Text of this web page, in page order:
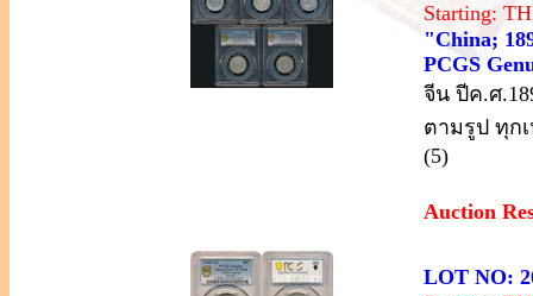
Starting:
"China;
PCGS
จีน ปีค.ศ
ตามรูป ทุก
(5)
Auction
LOT NO: